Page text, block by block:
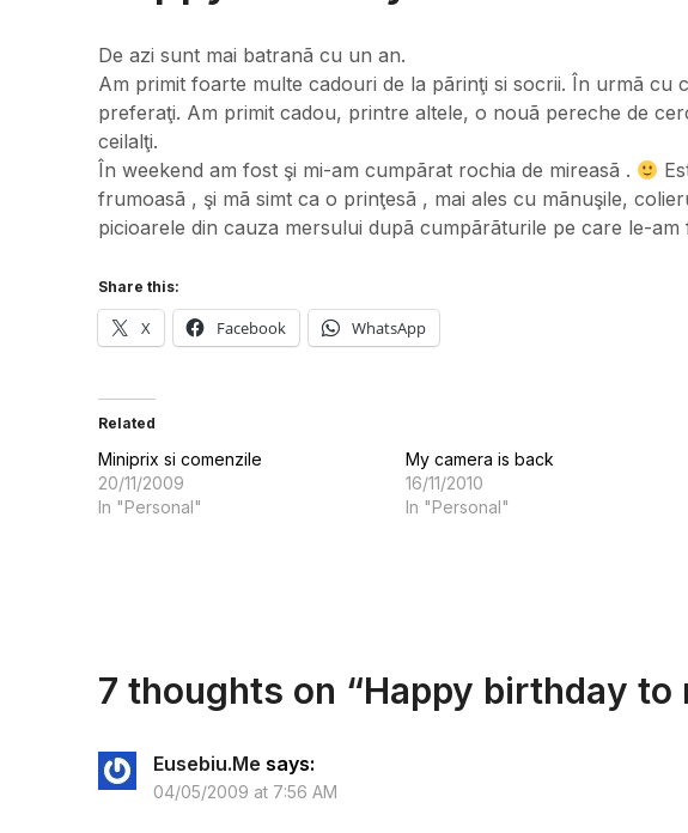
De azi sunt mai batranã cu un an.
Am primit foarte multe cadouri de la pãrinţi si socrii. În urmã cu
preferaţi. Am primit cadou, printre altele, o nouã pereche de
ceilalţi.
În weekend am fost şi mi-am cumpãrat rochia de mireasã .
frumoasã , şi mã simt ca o prinţesã , mai ales cu mãnuşile,
picioarele din cauza mersului dupã cumpãrãturile pe care le-am
Share this:
X Facebook WhatsApp
Related
Miniprix si comenzile
20/11/2009
In "Personal"
My camera is back
16/11/2010
In "Personal"
7 thoughts on “Happy birthday to
Eusebiu.Me says:
04/05/2009 at 7:56 AM